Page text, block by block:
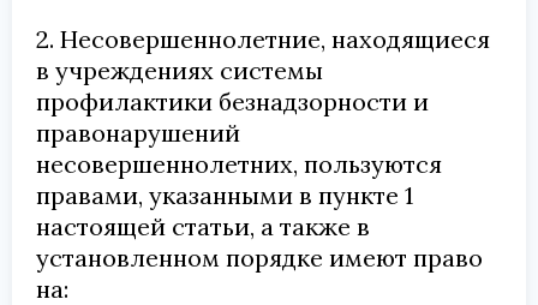
2. Несовершеннолетние, находящиеся
в учреждениях системы
профилактики безнадзорности и
правонарушений
несовершеннолетних, пользуются
правами, указанными в пункте 1
настоящей статьи, а также в
установленном порядке имеют право
на: